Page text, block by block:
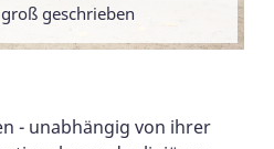
geschrieben
- unabhängig von ihrer